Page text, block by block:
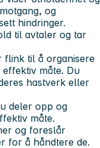
og
hindringer.
til avtaler og tar
flink til å organisere
måte. Du
hastverk eller
deler opp og
måte.
og foreslår
for å håndtere de.